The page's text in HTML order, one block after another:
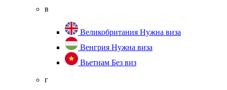
в
Великобритания Нужна виза
Венгрия Нужна виза
Вьетнам Без виз
г